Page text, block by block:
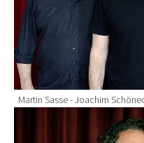
Martin Sasse - Joachim
Show larger version for: